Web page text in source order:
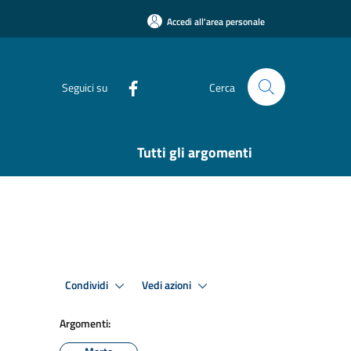
Accedi all'area personale
Seguici su Cerca
Tutti gli argomenti
Condividi Vedi azioni
Argomenti: